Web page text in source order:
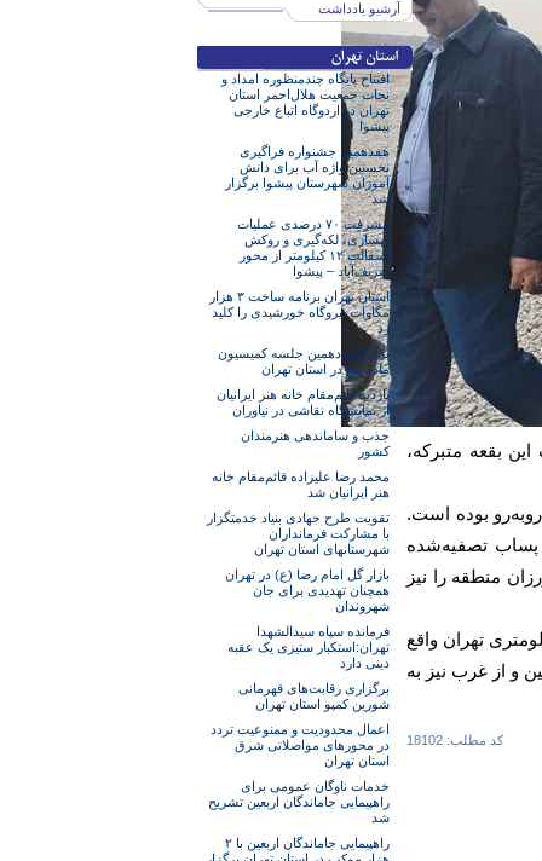
بقعه متبرکه،
بوده است.
پساب تصفیه‌شده
منطقه را نیز
۲۷۰ هزار نفر جمعیت در جنوب شرق استان تهران است که در ۳۰ کیلومتری تهران واقع
از غرب نیز به
کد مطلب: 18102
آرشیو یادداشت
افتتاح پایگاه چندمنظوره امداد و
نجات جمعیت هلال‌احمر استان
تهران در اردوگاه اتباع خارجی
پیشوا
هفدهمین جشنواره فراگیری
نخستین واژه آب برای دانش
آموزان شهرستان پیشوا برگزار
شد
پیشرفت ۷۰ درصدی عملیات
بهسازی، لکه‌گیری و روکش
آسفالت ۱۲ کیلومتر از محور
شریف‌آباد – پیشوا
استان تهران برنامه ساخت ۳ هزار
مگاوات نیروگاه خورشیدی را کلید
زد
برگزاری دهمین جلسه کمیسیون
ماده پنج در استان تهران
بازدید قائم‌مقام خانه هنر ایرانیان
از نمایشگاه نقاشی در نیاوران
جذب و ساماندهی هنرمندان
کشور
محمد رضا علیزاده قائم‌مقام خانه
هنر ایرانیان شد
تقویت طرح جهادی بنیاد خدمتگزار
با مشارکت فرمانداران
شهرستانهای استان تهران
بازار گل امام رضا (ع) در تهران
همچنان تهدیدی برای جان
شهروندان
فرمانده سپاه سیدالشهدا
تهران:استکبار ستیزی یک عقبه
دینی دارد
برگزاری رقابت‌های قهرمانی
شورین کمپو استان تهران
اعمال محدودیت و ممنوعیت تردد
در محورهای مواصلاتی شرق
استان تهران
خدمات‌ ناوگان عمومی برای
راهپیمایی جاماندگان اربعین تشریح
شد
راهپیمایی جاماندگان اربعین با ۲